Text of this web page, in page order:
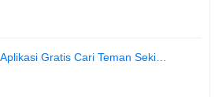
Gratis Cari Teman Seki…